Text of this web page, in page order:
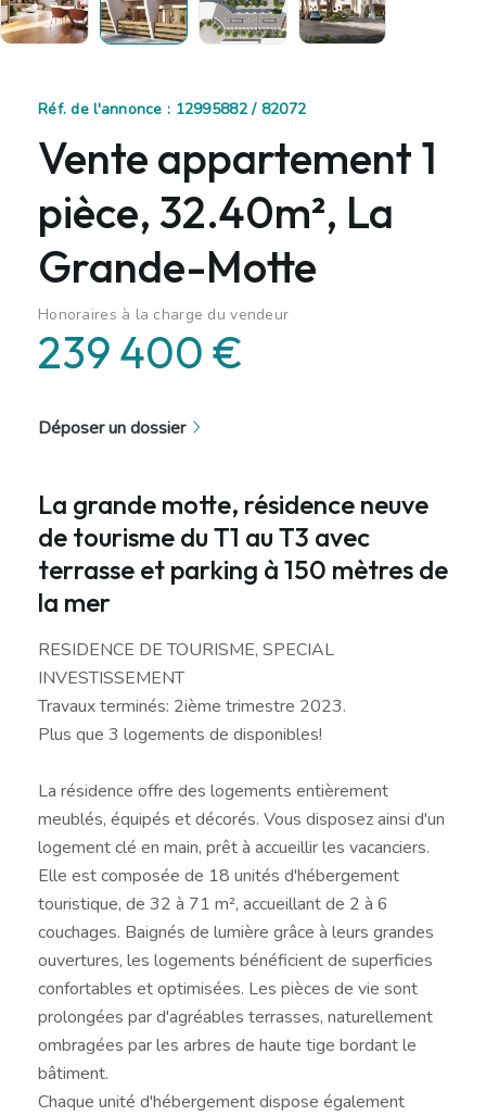
Réf. de l'annonce : 12995882 / 82072
Vente appartement 1
pièce, 32.40m², La
Grande-Motte
Honoraires à la charge du vendeur
239 400 €
Déposer un dossier
La grande motte, résidence neuve
de tourisme du T1 au T3 avec
terrasse et parking à 150 mètres de
la mer
RESIDENCE DE TOURISME, SPECIAL
INVESTISSEMENT
Travaux terminés: 2ième trimestre 2023.
Plus que 3 logements de disponibles!
La résidence offre des logements entièrement
meublés, équipés et décorés. Vous disposez ainsi d'un
logement clé en main, prêt à accueillir les vacanciers.
Elle est composée de 18 unités d'hébergement
touristique, de 32 à 71 m², accueillant de 2 à 6
couchages. Baignés de lumière grâce à leurs grandes
ouvertures, les logements bénéficient de superficies
confortables et optimisées. Les pièces de vie sont
prolongées par d'agréables terrasses, naturellement
ombragées par les arbres de haute tige bordant le
bâtiment.
Chaque unité d'hébergement dispose également